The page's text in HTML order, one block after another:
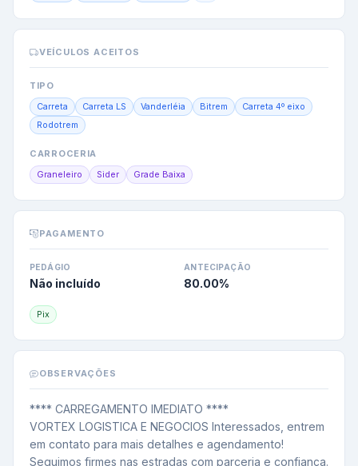
VEÍCULOS ACEITOS
TIPO
Carreta Carreta LS Vanderléia Bitrem
Carreta 4º eixo
Rodotrem
CARROCERIA
Graneleiro Sider Grade Baixa
PAGAMENTO
PEDÁGIO
Não incluído
ANTECIPAÇÃO
80.00%
Pix
OBSERVAÇÕES
**** CARREGAMENTO IMEDIATO ****
VORTEX LOGISTICA E NEGOCIOS Interessados, entrem
em contato para mais detalhes e agendamento!
Seguimos firmes nas estradas com parceria e confiança.